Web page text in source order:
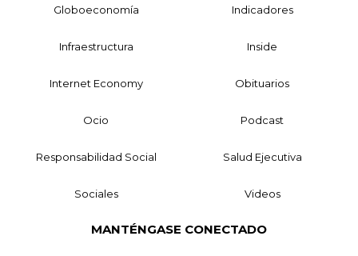
Globoeconomía Indicadores
Infraestructura Inside
Internet Economy Obituarios
Ocio Podcast
Responsabilidad Social Salud Ejecutiva
Sociales Videos
MANTÉNGASE CONECTADO